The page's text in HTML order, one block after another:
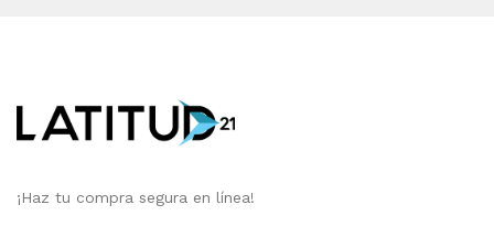
¡Haz tu compra segura en línea!